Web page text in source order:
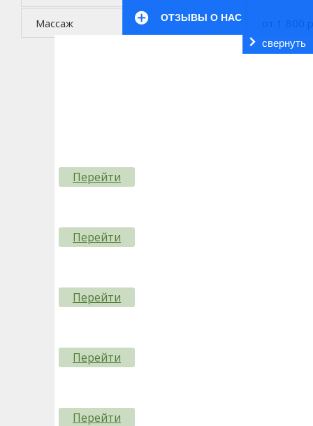
ОТЗЫВЫ О НАС
свернуть
Массаж
Перейти
Перейти
Перейти
Перейти
Перейти